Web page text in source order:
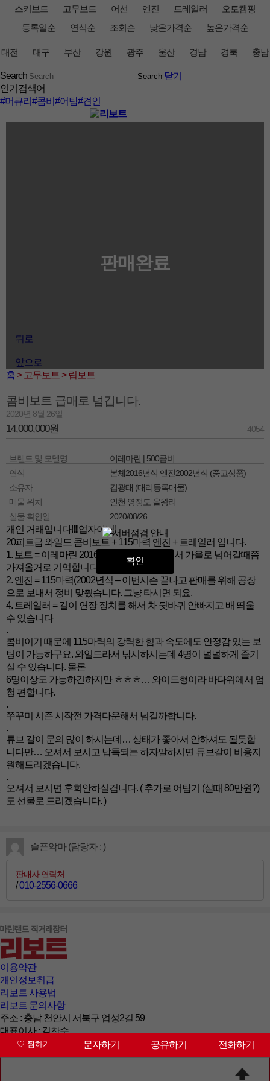
확인
스키보트 고무보트 어선 엔진 트레일러
오토캠핑
등록일순
연식순 조회순 낮은가격순 높은가격순
대전 대구 부산 강원 광주 울산 경남 경북 충남
Search
닫기
인기검색어
#머큐리 #콤비 #어탐#견인
판매완료
뒤로
앞으로
홈 > 고무보트 > 립보트
콤비보트 급매로 넘깁니다.
2020년 8월 26일
14,000,000원 4054
브랜드 및 모델명
이레마린 | 500콤비
연식
본체2016년식 엔진2002년식 (중고상품)
소유자
김광태 (대리등록매물)
매물 위치
인천 영정도 을왕리
실물 확인일
2020/08/26
개인 거래입니다!!!!업자아님!
20피트급 와일드 콤비보트 + 115마력 엔진 + 트레일러 입니다.
1. 보트 = 이레마린 2016년식 이구요 여름에서 가을로 넘어갈때쯤
가져올거로 기억합니다.
2. 엔진 = 115마력(2002년식 – 이번시즌 끝나고 판매를 위해 공장
으로 보내서 정비 맞췄습니다. 그냥 타시면 되요.
4. 트레일러 = 길이 연장 장치를 해서 차 뒷바퀴 안빠지고 배 띄울
수 있습니다
.
콤비이기 때문에 115마력의 강력한 힘과 속도에도 안정감 있는 보
팅이 가능하구요. 와일드라서 낚시하시는데 4명이 널널하게 즐기
실 수 있습니다. 물론
6명이상도 가능하긴하지만 ㅎㅎㅎ… 와이드형이라 바다위에서 엄
청 편합니다.
.
쭈꾸미 시즌 시작전 가격다운해서 넘길까합니다.
.
튜브 갈이 문의 많이 하시는데… 상태가 좋아서 안하셔도 될듯합
니다만… 오셔서 보시고 납득되는 하자말하시면 튜브갈이 비용지
원해드리겠습니다.
.
오셔서 보시면 후회안하실겁니다. ( 추가로 어탐기 (살때 80만원?)
도 선물로 드리겠습니다. )
슬픈악마 (담당자 : )
판매자 연락처
/010-2556-0666
문자하기 공유하기 전화하기
이용약관
개인정보취급
리보트 사용법
리보트 문의사항
주소 : 충남 천안시 서북구 업성2길 59
대표이사 : 김찬수
대표번호 : 041-564-5221
상담시간 : 09:00~18:00 (토/일/공휴일 휴무)